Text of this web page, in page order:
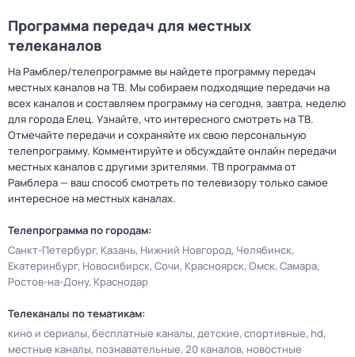
Программа передач для местных
телеканалов
На Рамблер/телепрограмме вы найдете программу передач
местных каналов на ТВ. Мы собираем подходящие передачи на
всех каналов и составляем программу на сегодня, завтра, неделю
для города Елец. Узнайте, что интересного смотреть на ТВ.
Отмечайте передачи и сохраняйте их свою персональную
телепрограмму. Комментируйте и обсуждайте онлайн передачи
местных каналов с другими зрителями. ТВ программа от
Рамблера — ваш способ смотреть по телевизору только самое
интересное на местных каналах.
Телепрограмма по городам:
Санкт-Петербург Казань Нижний Новгород Челябинск
Екатеринбург Новосибирск Сочи Красноярск Омск Самара
Ростов-на-Дону Краснодар
Телеканалы по тематикам:
кино и сериалы бесплатные каналы детские спортивные hd
местные каналы познавательные 20 каналов новостные